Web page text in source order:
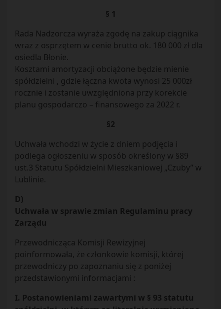
§ 1
Rada Nadzorcza wyraża zgodę na zakup ciągnika
wraz z osprzętem w cenie brutto ok. 180 000 zł dla
osiedla Błonie.
Kosztami amortyzacji obciążone będzie mienie
spółdzielni , gdzie łączna kwota wynosi 25 000zł
rocznie i zostanie uwzględniona przy korekcie
planu gospodarczo – finansowego za 2022 r.
§2
Uchwała wchodzi w życie z dniem podjęcia i
podlega ogłoszeniu w sposób określony w §89
ust.3 Statutu Spółdzielni Mieszkaniowej „Czuby” w
Lublinie.
D)
Uchwała w sprawie zmian Regulaminu pracy
Zarządu
Przewodnicząca Komisji Rewizyjnej
poinformowała, że członkowie komisji, której
przewodniczy po zapoznaniu się z poniżej
przedstawionymi informacjami :
I. Postanowieniami zawartymi w § 93 statutu